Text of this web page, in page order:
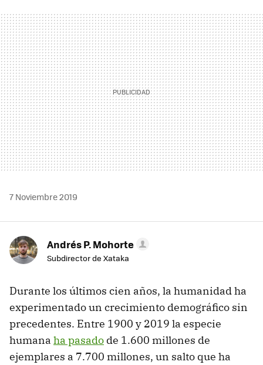
MAIL
7 Noviembre 2019
Andrés P. Mohorte
Subdirector de Xataka
Durante los últimos cien años, la humanidad ha
experimentado un crecimiento demográfico sin
precedentes. Entre 1900 y 2019 la especie
humana ha pasado de 1.600 millones de
ejemplares a 7.700 millones, un salto que ha